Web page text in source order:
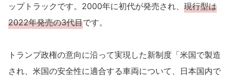
ップトラックです。2000年に初代が発売され、 現行型は
2022年発売の3代目です。
トランプ政権の意向に沿って実現した新制度「米国で製造
され、米国の安全性に適合する車両について、日本国内で